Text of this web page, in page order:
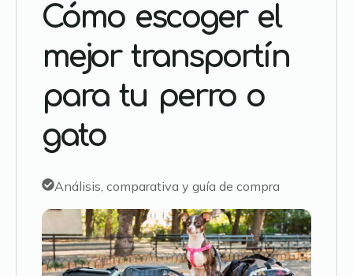
Cómo escoger el
mejor transportín
para tu perro o
gato
Análisis, comparativa y guía de compra